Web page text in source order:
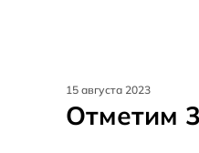
15 августа 2023
Отметим